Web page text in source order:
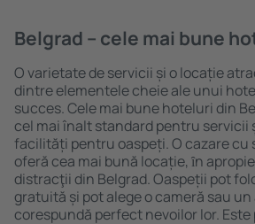
Belgrad – cele mai bune
O varietate de servicii și o locație
dintre elementele cheie ale unui
succes. Cele mai bune hoteluri din
cel mai înalt standard pentru servicii
facilități pentru oaspeți. O cazare
oferă cea mai bună locație, ȋn
distracţii din Belgrad. Oaspeții pot
gratuită și pot alege o cameră sau
corespundă perfect nevoilor lor.